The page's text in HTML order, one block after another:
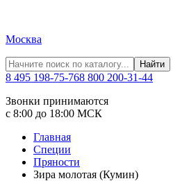
Москва
Найти
8 495 198-75-768 800 200-31-44
Звонки принимаются
с 8:00 до 18:00 МСК
Главная
Специи
Пряности
Зира молотая (Кумин)